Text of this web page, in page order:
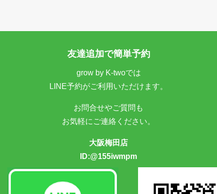
友達追加で簡単予約
grow by K-twoでは
LINE予約がご利用いただけます。
お問合せやご質問も
お気軽にご連絡ください。
大阪梅田店
ID:@155iwmpm